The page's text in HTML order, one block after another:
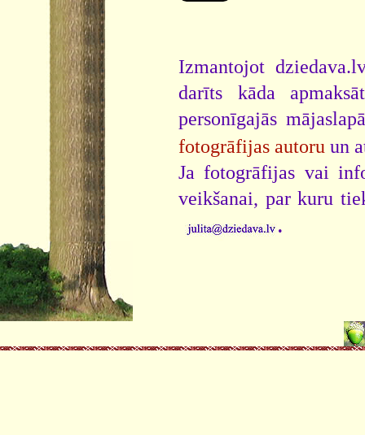
Izmantojot
darīts kāda
personīgajās
fotogrāfijas autoru un
Ja fotogrāfijas vai
veikšanai, par kuru
.